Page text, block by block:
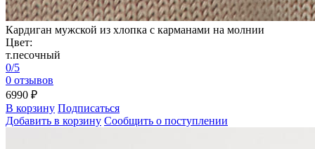
Кардиган мужской из хлопка с карманами на молнии
Цвет:
т.песочный
0/5
0 отзывов
6990 ₽
В корзину Подписаться
Добавить в корзину Сообщить о поступлении